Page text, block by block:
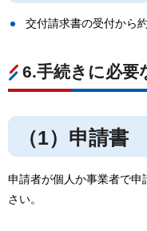
交付請求書の受付から
6.手続きに必要
（1）申請書
申請者が個人か事業者で
さい。